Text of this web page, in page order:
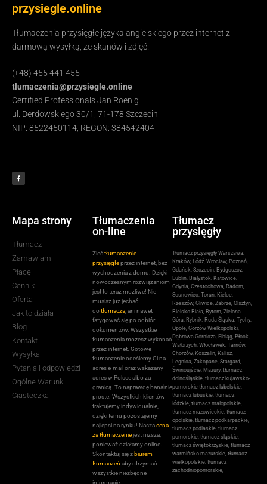
przysiegle.online
Tłumaczenia przysięgłe języka angielskiego przez internet z
darmową wysyłką, ze skanów i zdjęć.
(+48) 455 441 455
tlumaczenia@przysiegle.online
Certified Professionals Jan Roenig
ul. Derdowskiego 30/1, 71-178 Szczecin
NIP: 8522450114, REGON: 384542404
Mapa strony
Tłumacz
Zamawiam
Płacę
Cennik
Oferta
Jak to działa
Blog
Kontakt
Wysyłka
Pytania i odpowiedzi
Ogólne Warunki
Ciasteczka
Tłumaczenia
on-line
Zlećtłumaczenie
przysięgłeprzez internet, bez
wychodzenia z domu. Dzięki
nowoczesnym rozwiązaniom
jest to teraz możliwe! Nie
musisz już jechać
dotłumacza, ani nawet
fatygować się po odbiór
dokumentów. Wszystkie
tłumaczenia możesz wykonać
przez internet. Gotowe
tłumaczenie odeślemy Ci na
adres e-mail oraz wskazany
adres w Polsce albo za
granicą. To naprawdę banalnie
proste. Wszystkich klientów
traktujemy indywidualnie,
dzięki temu pozostajemy
najlepsi na rynku! Naszacena
za tłumaczeniejest niższa,
ponieważ działamy online.
Skontaktuj się z biurem
tłumaczeń aby otrzymać
wszystkie niezbędne
informacje.
Tłumacz
przysięgły
Tłumacz przysięgły Warszawa,
Kraków, Łódź, Wrocław, Poznań,
Gdańsk, Szczecin, Bydgoszcz,
Lublin, Białystok, Katowice,
Gdynia, Częstochowa, Radom,
Sosnowiec, Toruń, Kielce,
Rzeszów, Gliwice, Zabrze, Olsztyn,
Bielsko-Biała, Bytom, Zielona
Góra, Rybnik, Ruda Śląska, Tychy,
Opole, Gorzów Wielkopolski,
Dąbrowa Górnicza, Elbląg, Płock,
Wałbrzych, Włocławek, Tarnów,
Chorzów, Koszalin, Kalisz,
Legnica, Zakopane, Stargard,
Świnoujście, Mazury, tłumacz
dolnośląskie, tłumacz kujawsko-
pomorskie tłumacz lubelskie,
tłumacz lubuskie, tłumacz
łódzkie, tłumacz małopolskie,
tłumacz mazowieckie, tłumacz
opolskie, tłumacz podkarpackie,
tłumacz podlaskie, tłumacz
pomorskie, tłumacz śląskie,
tłumacz świętokrzyskie, tłumacz
warmińsko-mazurskie, tłumacz
wielkopolskie, tłumacz
zachodniopomorskie,